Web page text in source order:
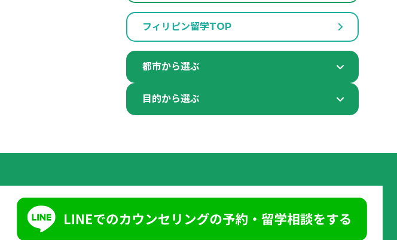
フィリピン留学TOP
都市から選ぶ
目的から選ぶ